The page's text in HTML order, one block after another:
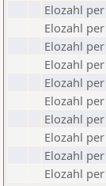
Elozahl
Elozahl
Elozahl
Elozahl
Elozahl
Elozahl
Elozahl
Elozahl
Elozahl
Elozahl